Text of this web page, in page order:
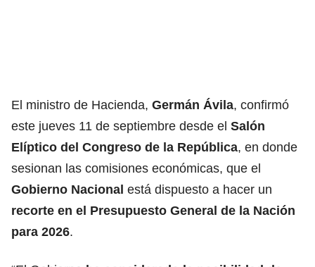
El ministro de Hacienda, Germán Ávila, confirmó
este jueves 11 de septiembre desde el Salón
Elíptico del Congreso de la República, en donde
sesionan las comisiones económicas, que el
Gobierno Nacional está dispuesto a hacer un
recorte en el Presupuesto General de la Nación
para 2026.